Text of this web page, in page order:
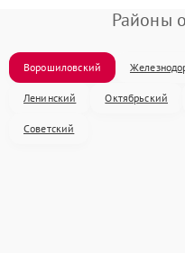
Районы
Ворошиловский
Ленинский Октябрьский
Советский